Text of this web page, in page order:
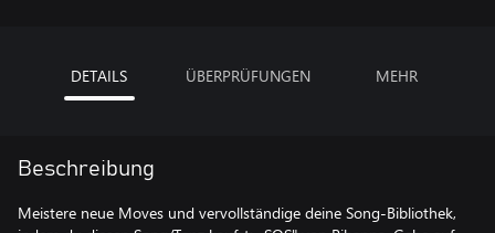
DETAILS ÜBERPRÜFUNGEN MEHR
Beschreibung
Meistere neue Moves und vervollständige deine Song-Bibliothek,